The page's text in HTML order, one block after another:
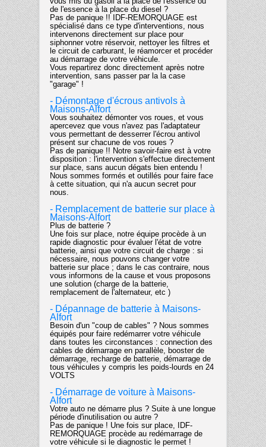
de l'essence à la place du diesel ?
Pas de panique !! IDF-REMORQUAGE est
spécialisé dans ce type d'interventions, nous
intervenons directement sur place pour
siphonner votre réservoir, nettoyer les filtres et
le circuit de carburant, le réamorcer et procéder
au démarrage de votre véhicule.
Vous repartirez donc directement après notre
intervention, sans passer par la la case
"garage" !
- Démontage d'écrous antivols à
Maisons-Alfort
Vous souhaitez démonter vos roues, et vous
apercevez que vous n'avez pas l'adaptateur
vous permettant de desserrer l'écrou antivol
présent sur chacune de vos roues ?
Pas de panique !! Notre savoir-faire est à votre
disposition : l'intervention s'effectue directement
sur place, sans aucun dégats bien entendu !
Nous sommes formés et outillés pour faire face
à cette situation, qui n'a aucun secret pour
nous.
- Remplacement de batterie sur place à
Maisons-Alfort
Plus de batterie ?
Une fois sur place, notre équipe procède à un
rapide diagnostic pour évaluer l'état de votre
batterie, ainsi que votre circuit de charge : si
nécessaire, nous pouvons changer votre
batterie sur place ; dans le cas contraire, nous
vous informons de la cause et vous proposons
une solution (charge de la batterie,
remplacement de l'alternateur, etc )
- Dépannage de batterie à Maisons-
Alfort
Besoin d'un "coup de cables" ? Nous sommes
équipés pour faire redémarrer votre véhicule
dans toutes les circonstances : connection des
cables de démarrage en parallèle, booster de
démarrage, recharge de batterie, démarrage de
tous véhicules y compris les poids-lourds en 24
VOLTS
- Démarrage de voiture à Maisons-
Alfort
Votre auto ne démarre plus ? Suite à une longue
période d'inutilisation ou autre ?
Pas de panique ! Une fois sur place, IDF-
REMORQUAGE procède au redémarrage de
votre véhicule si le diagnostic le permet !